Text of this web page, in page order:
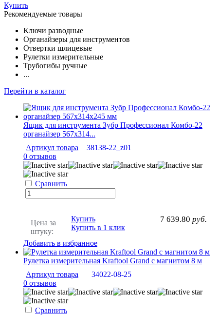
Купить
Рекомендуемые товары
Ключи разводные
Органайзеры для инструментов
Отвертки шлицевые
Рулетки измерительные
Трубогибы ручные
...
Перейти в каталог
Ящик для инструмента Зубр Профессионал Комбо-22
органайзер 567х314...
Артикул товара
38138-22_z01
0 отзывов
Сравнить
Цена за
штуку:
7 639.80 руб.
Купить
Купить в 1 клик
Добавить в избранное
Рулетка измерительная Kraftool Grand с магнитом 8 м
Артикул товара
34022-08-25
0 отзывов
Сравнить